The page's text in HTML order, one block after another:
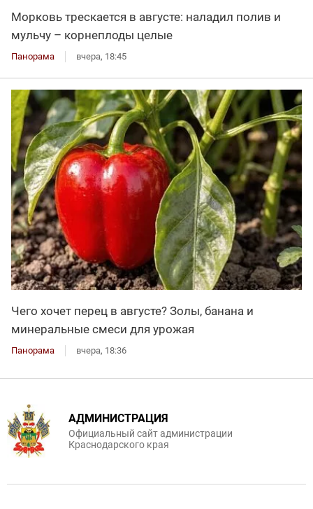
Морковь трескается в августе: наладил полив и
мульчу – корнеплоды целые
Панорама вчера, 18:45
Чего хочет перец в августе? Золы, банана и
минеральные смеси для урожая
Панорама вчера, 18:36
АДМИНИСТРАЦИЯ
Официальный сайт администрации
Краснодарского края